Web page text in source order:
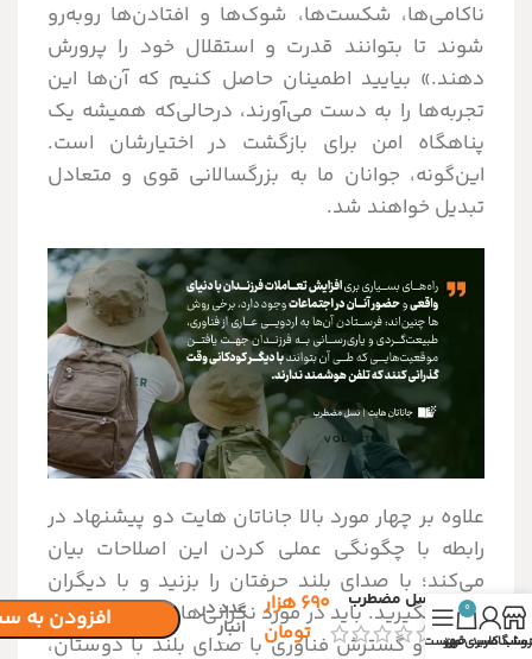
ناکامی‌ها، شکست‌ها، شوک‌ها و افتادن‌ها روبه‌رو
شوند تا بتوانند قدرت و استقلال خود را پرورش
دهند.» بیایید اطمینان حاصل کنیم که آن‌ها این
تجربه‌ها را به دست می‌آورند، درحالی‌که همیشه یک
پناهگاه امن برای بازگشت در اختیارشان است.
این‌گونه، جوانان ما به بزرگسالانی قوی و متعادل
تبدیل خواهند شد.
علاوه بر چهار مورد بالا جاناتان هایت دو پیشنهاد در
رابطه با چگونگی عملی کردن این اصلاحات بیان
می‌کند؛ با صدای بلند حرفتان را بزنید و با دیگران
ارتباط بگیرید. باید در مورد نگرانی‌های خود در ارتباط
با نشر و گسترش فناوری با صدای بلند با دوستان،
نسل مضطرب ۶۹۰هزار
تومان
فقط 1
عدد در
انبار
موجود
افزودن به
کاربری من
0
سبد خریدفهرست